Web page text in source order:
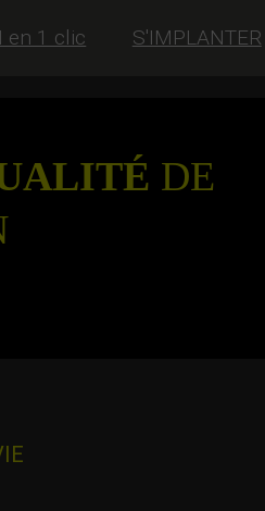
en 1 clic S'IMPLANTER
DE